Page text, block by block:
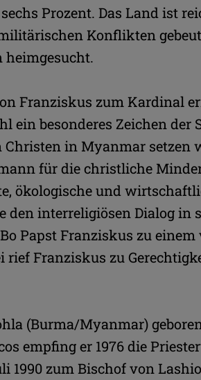
Prozent. Das Land ist
Konflikten
Franziskus zum Kardinal
ein besonderes Zeichen der
Christen in Myanmar setzen
für die christliche
ökologische und
den interreligiösen Dialog in
Papst Franziskus zu einem
rief Franziskus zu
(Burma/Myanmar)
empfing er 1976 die
1990 zum Bischof von